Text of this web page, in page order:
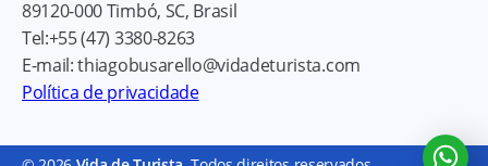
89120-000Timbó, SC, Brasil
Tel:+55 (47) 3380-8263
E-mail:thiagobusarello@vidadeturista.com
Política de privacidade